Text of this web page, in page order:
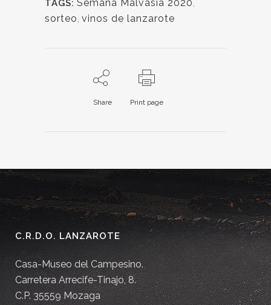
TAGS: Semana Malvasía 2020,
sorteo, vinos de lanzarote
Share Print page
C.R.D.O. LANZAROTE
Casa-Museo del Campesino.
Carretera Arrecife-Tinajo, 8.
C.P. 35559 Mozaga